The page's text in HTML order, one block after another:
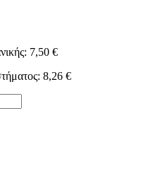
: 7,50 €
: 8,26 €